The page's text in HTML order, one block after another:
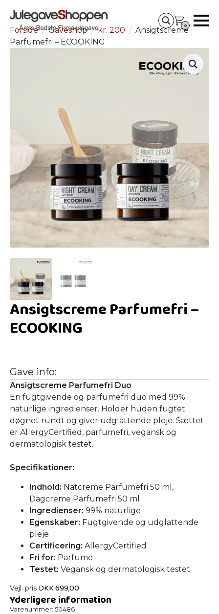
0
Forside Gaveshop kr. 200
Ansigtscreme
Parfumefri – ECOOKING
Ansigtscreme Parfumefri –
ECOOKING
Gave info:
Ansigtscreme Parfumefri Duo
En fugtgivende og parfumefri duo med 99%
naturlige ingredienser. Holder huden fugtet
døgnet rundt og giver udglattende pleje. Sættet
er AllergyCertified, parfumefri, vegansk og
dermatologisk testet.
Specifikationer:
Indhold: Natcreme Parfumefri 50 ml,
Dagcreme Parfumefri 50 ml
Ingredienser: 99% naturlige
Egenskaber: Fugtgivende og udglattende
pleje
Certificering: AllergyCertified
Fri for: Parfume
Testet: Vegansk og dermatologisk testet
Vejl. pris DKK699,00
Yderligere information
Varenummer: 50486